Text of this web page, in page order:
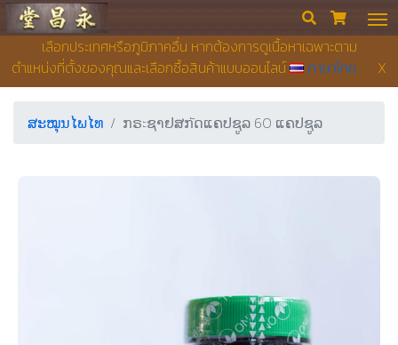
เลือกประเทศหรือภูมิภาคอื่น หากต้องการดูเนื้อหาเฉพาะตาม
ตำแหน่งที่ตั้งของคุณและเลือกซื้อสินค้าแบบออนไลน์
ภาษาไทย X
ຮ້ານຂາຍຢາ ຢງເຊີຍງຕຶ໊ງ  
ສະໝຸນໄພໄທ ກຣะຊາຢສກัດແຄປຊູລ 60 ແຄປຊູລ